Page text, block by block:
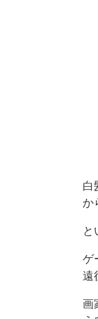
白
か
と
ゲ
遠
画